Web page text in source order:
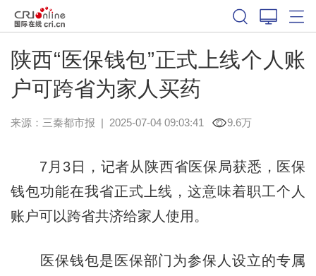
陕西“医保钱包”正式上线个人账
户可跨省为家人买药
来源： 三秦都市报 | 2025-07-04 09:03:41 9.6万
7月3日，记者从陕西省医保局获悉，医保
钱包功能在我省正式上线，这意味着职工个人
账户可以跨省共济给家人使用。
医保钱包是医保部门为参保人设立的专属